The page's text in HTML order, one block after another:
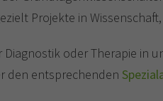
Projekte in
Diagnostik oder Therapie
den entsprechenden